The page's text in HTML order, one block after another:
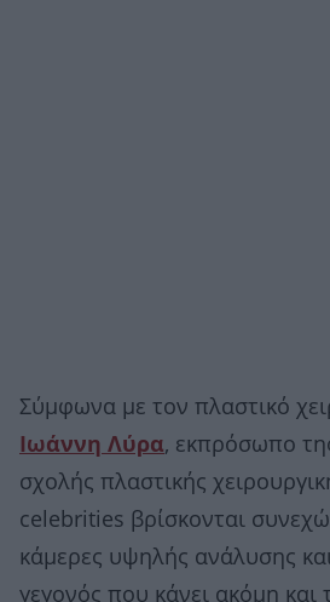
Σύμφωνα με τον πλαστικό
Ιωάννη Λύρα, εκπρόσωπο
σχολής πλαστικής
celebrities βρίσκονται
κάμερες υψηλής ανάλυσης
γεγονός που κάνει ακόμη και